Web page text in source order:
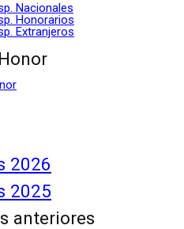
Nacionales
Honorarios
Extranjeros
2026
2025
anteriores